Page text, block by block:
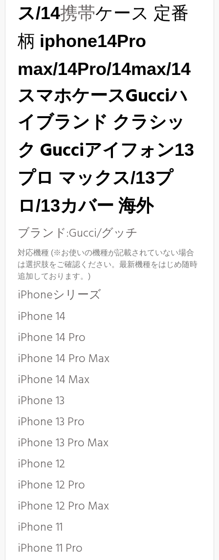
ス/14携帯ケース 定番
柄 iphone14Pro
max/14Pro/14max/14
スマホケースGucciハ
イブランド クラシッ
ク Gucciアイフォン13
プロ マックス/13プ
ロ/13カバー 海外
ブランド:Gucci/グッチ
対応機種 (※お使いの機種が記載されていない場合
は選択肢をご確認ください。最新機種をはじめ随時
追加しております。)
iPhoneシリーズ
iPhone 14
iPhone 14 Pro
iPhone 14 Pro Max
iPhone 14 Max
iPhone 13
iPhone 13 Pro
iPhone 13 Pro Max
iPhone 12
iPhone 12 Pro
iPhone 12 Pro Max
iPhone 11
iPhone 11 Pro